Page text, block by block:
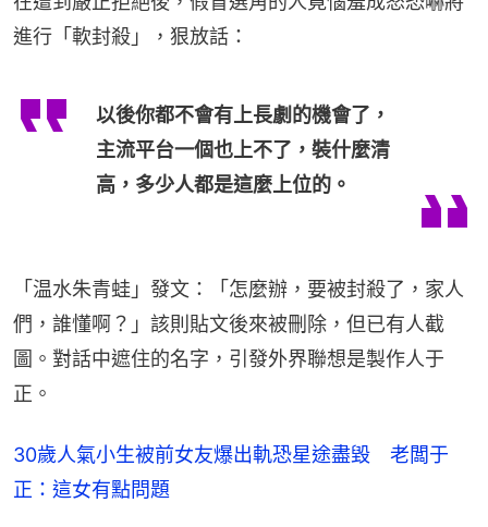
進行「軟封殺」，狠放話：
以後你都不會有上長劇的機會了，
主流平台一個也上不了，裝什麼清
高，多少人都是這麼上位的。
「温水朱青蛙」發文：「怎麼辦，要被封殺了，家人
們，誰懂啊？」該則貼文後來被刪除，但已有人截
圖。對話中遮住的名字，引發外界聯想是製作人于
正。
30歲人氣小生被前女友爆出軌恐星途盡毀 老闆于
正：這女有點問題